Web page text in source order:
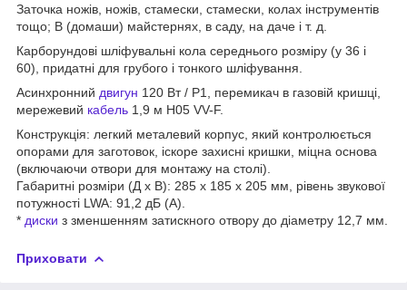
Заточка ножів, ножів, стамески, стамески, колах інструментів
тощо; В (домаши) майстернях, в саду, на даче і т. д.
Карборундові шліфувальні кола середнього розміру (у 36 і
60), придатні для грубого і тонкого шліфування.
Асинхронний двигун 120 Вт / P1, перемикач в газовій кришці,
мережевий кабель 1,9 м H05 VV-F.
Конструкція: легкий металевий корпус, який контролюється
опорами для заготовок, іскоре захисні кришки, міцна основа
(включаючи отвори для монтажу на столі).
Габаритні розміри (Д x B): 285 x 185 x 205 мм, рівень звукової
потужності LWA: 91,2 дБ (A).
* диски з зменшенням затискного отвору до діаметру 12,7 мм.
Приховати